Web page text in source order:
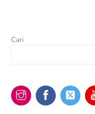
Cari